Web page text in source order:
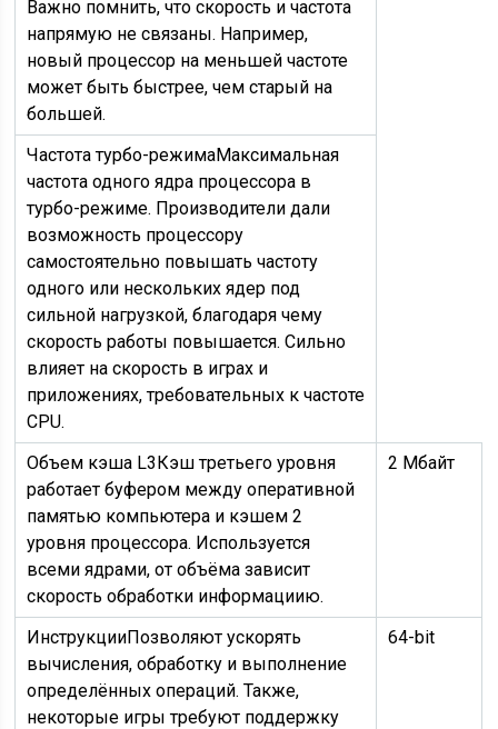
Важно помнить, что скорость и частота
напрямую не связаны. Например,
новый процессор на меньшей частоте
может быть быстрее, чем старый на
большей.
Частота турбо-режимаМаксимальная
частота одного ядра процессора в
турбо-режиме. Производители дали
возможность процессору
самостоятельно повышать частоту
одного или нескольких ядер под
сильной нагрузкой, благодаря чему
скорость работы повышается. Сильно
влияет на скорость в играх и
приложениях, требовательных к частоте
CPU.
Объем кэша L3Кэш третьего уровня
работает буфером между оперативной
памятью компьютера и кэшем 2
уровня процессора. Используется
всеми ядрами, от объёма зависит
скорость обработки информациию.
2 Мбайт
ИнструкцииПозволяют ускорять
вычисления, обработку и выполнение
определённых операций. Также,
некоторые игры требуют поддержку
64-bit